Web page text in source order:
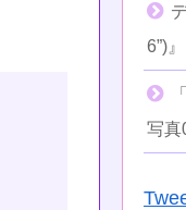
6”)
写真